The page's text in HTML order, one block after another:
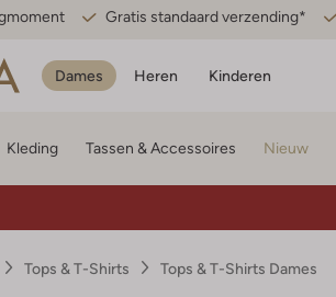
Gratis standaard verzending*
Dames Heren Kinderen
Kleding Tassen & Accessoires Nieuw
Tops & T-Shirts Tops & T-Shirts Dames